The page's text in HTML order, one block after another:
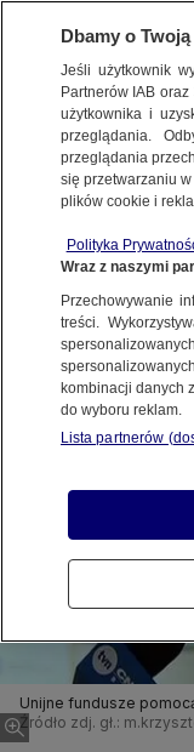
BIZNES
Z KRAJU
8.05.2009, 16:33
Udostępnij
Unijne fundusze
Źródło zdj. gł.:
Dbamy o
Jeśli użytkownik
Partnerów IAB oraz
użytkownika i
przeglądania.
przeglądania
się przetwarzaniu
plików cookie i
Polityka
Wraz z naszymi
Przechowywanie
treści.
kombinacji danych
do wyboru reklam.
Lista partnerów